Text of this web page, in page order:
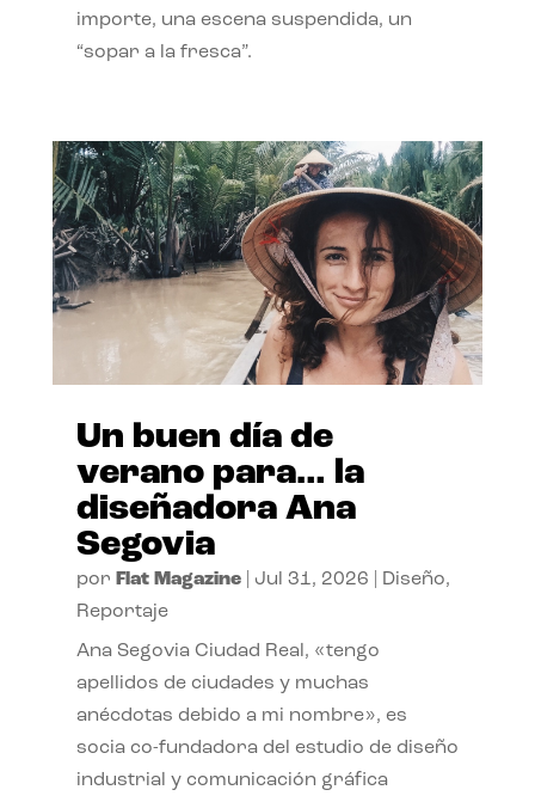
importe, una escena suspendida, un
“sopar a la fresca”.
Un buen día de
verano para… la
diseñadora Ana
Segovia
por Flat Magazine| Jul 31, 2026 Diseño,
Reportaje
Ana Segovia Ciudad Real, «tengo
apellidos de ciudades y muchas
anécdotas debido a mi nombre», es
socia co-fundadora del estudio de diseño
industrial y comunicación gráfica